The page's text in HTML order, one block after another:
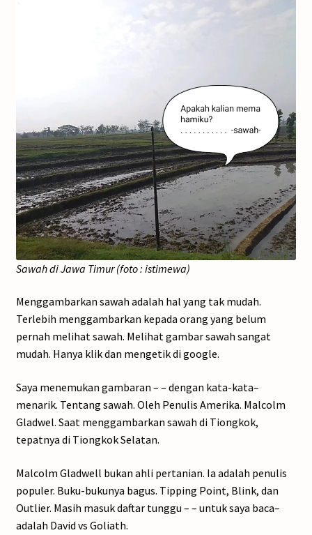
Sawah di Jawa Timur (foto : istimewa)
Menggambarkan sawah adalah hal yang tak mudah.
Terlebih menggambarkan kepada orang yang belum
pernah melihat sawah. Melihat gambar sawah sangat
mudah. Hanya klik dan mengetik di google.
Saya menemukan gambaran – – dengan kata-kata–
menarik. Tentang sawah. Oleh Penulis Amerika. Malcolm
Gladwel. Saat menggambarkan sawah di Tiongkok,
tepatnya di Tiongkok Selatan.
Malcolm Gladwell bukan ahli pertanian. Ia adalah penulis
populer. Buku-bukunya bagus. Tipping Point, Blink, dan
Outlier. Masih masuk daftar tunggu – – untuk saya baca–
adalah David vs Goliath.